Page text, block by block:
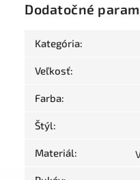
Dodatočné
Kategória:
Veľkosť:
Farba:
Štýl:
Materiál: